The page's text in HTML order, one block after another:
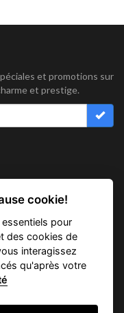
et promotions sur
et prestige.
215. Aventura.
cookie!
pour
des cookies de
interagissez
qu'après votre